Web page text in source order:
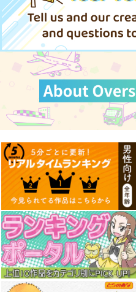
880円（税込）
サンプル
作品詳細